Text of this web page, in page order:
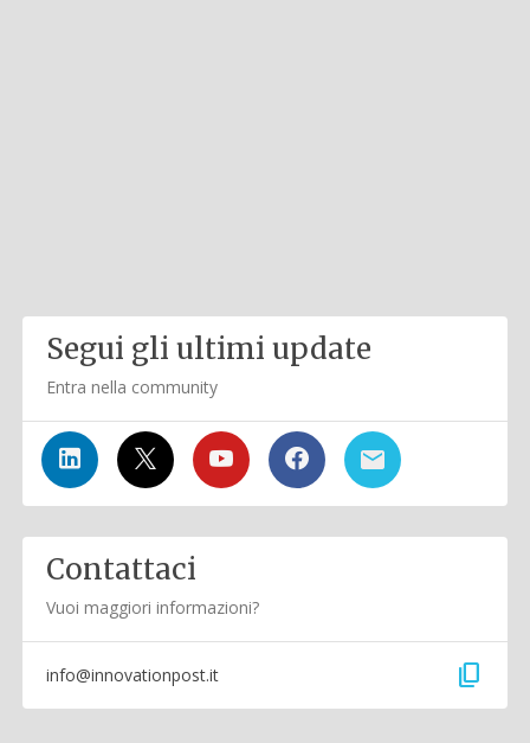
Segui gli ultimi update
Entra nella community
Contattaci
Vuoi maggiori informazioni?
info@innovationpost.it content_copy